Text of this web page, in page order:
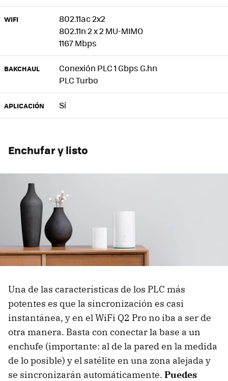
WIFI
802.11ac 2x2
802.11n 2 x 2 MU-MIMO
1167 Mbps
BAKCHAUL
Conexión PLC 1 Gbps G.hn
PLC Turbo
APLICACIÓN Sí
Enchufar y listo
Una de las características de los PLC más
potentes es que la sincronización es casi
instantánea, y en el WiFi Q2 Pro no iba a ser de
otra manera. Basta con conectar la base a un
enchufe (importante: al de la pared en la medida
de lo posible) y el satélite en una zona alejada y
se sincronizarán automáticamente. Puedes